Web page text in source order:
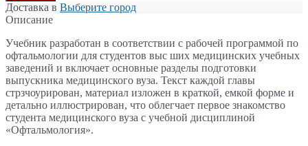
Доставка в Выберите город
Описание
Учебник разработан в соответствии с рабочей программой по
офтальмологии для студентов выс ших медицинских учебных
заведений и включает основные разделы подготовки
выпускника медицинского вуза. Текст каждой главы
стрзчоурирован, материал изложен в краткой, емкой форме и
детально иллюстрирован, что облегчает первое знакомство
студента медицинского вуза с учебной дисциплиной
«Офтальмология».